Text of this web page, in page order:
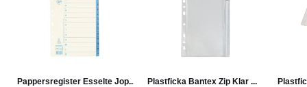
Pappersregister Esselte Jop... Plastficka Bantex Zip Klar ...